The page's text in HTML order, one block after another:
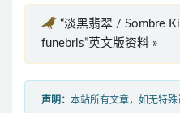
“淡黑翡翠 / Sombre
funebris”英文版资料 »
声明： 本站所有文章，如无特